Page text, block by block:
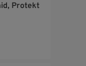
Protekt